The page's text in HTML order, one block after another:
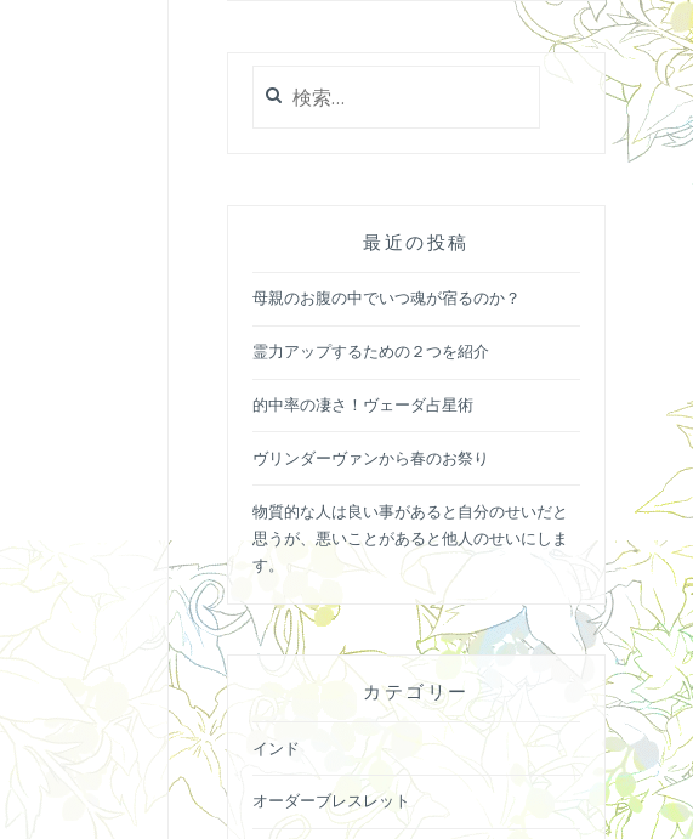
索:
最近の投稿
母親のお腹の中でいつ魂が宿るのか？
霊力アップするための２つを紹介
的中率の凄さ！ヴェーダ占星術
ヴリンダーヴァンから春のお祭り
物質的な人は良い事があると自分のせいだと
思うが、悪いことがあると他人のせいにしま
す。
カテゴリー
インド
オーダーブレスレット